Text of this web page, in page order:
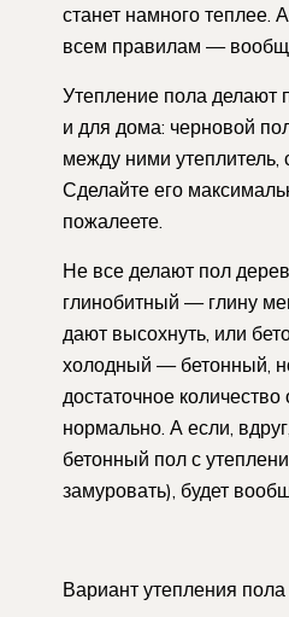
станет намного теплее.
всем правилам —
Утепление пола делают
и для дома: черновой
между ними утеплитель,
Сделайте его
пожалеете.
Не все делают пол
глинобитный — глину
дают высохнуть, или
холодный — бетонный,
достаточное количество
нормально. А если,
бетонный пол с
замуровать), будет
Вариант утепления пола